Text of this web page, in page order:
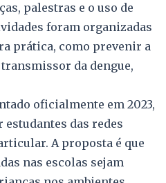
palestras e o uso de
foram organizadas
prática, como prevenir a
da dengue,
oficialmente em 2023,
estudantes das redes
A proposta é que
nas escolas sejam